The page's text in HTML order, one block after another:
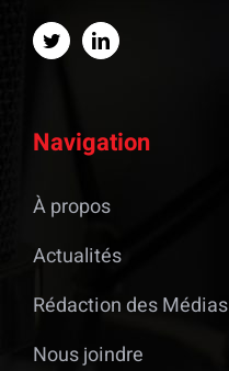
Navigation
À propos
Actualités
Rédaction des Médias
Nous joindre